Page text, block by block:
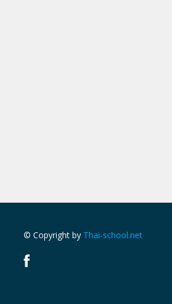
© Copyright by Thai-school.net